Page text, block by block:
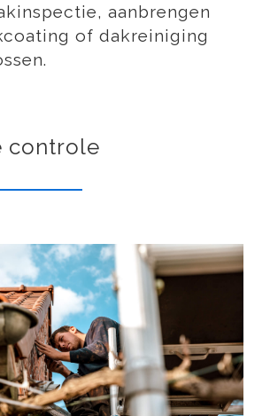
aanbrengen
of dakreiniging
controle